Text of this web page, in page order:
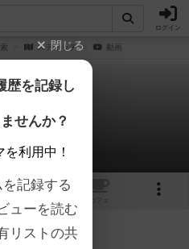
ログイン
スティッチ 動画
ッチ
の動画
1
のトップに戻る
閉じる
歴を記録し
せんか？
利用中！
記録する
ューを読む
リストの共